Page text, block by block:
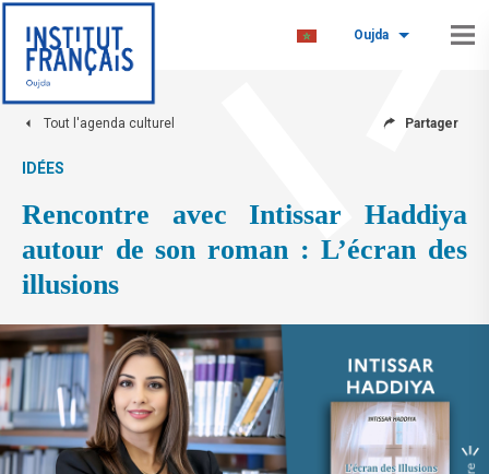
Oujda
Tout l'agenda culturel Partager
IDÉES
Rencontre avec Intissar Haddiya
autour de son roman : L’écran des
illusions